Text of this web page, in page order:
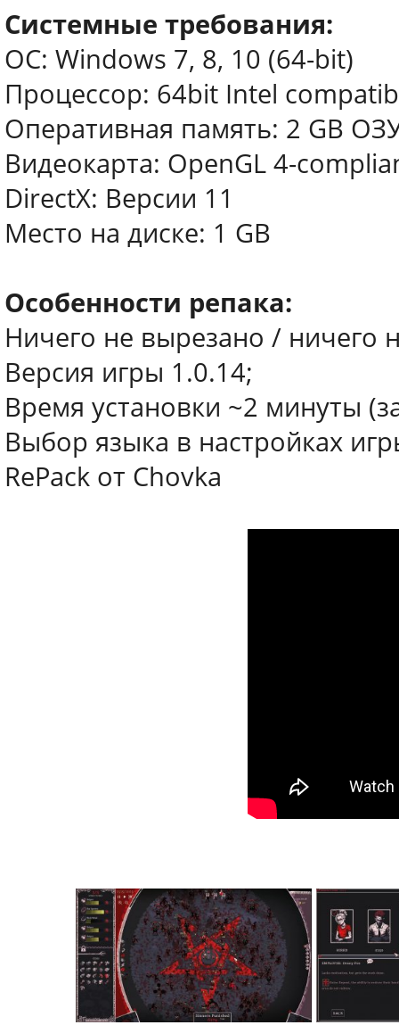
Системные требования:
ОС: Windows 7, 8, 10 (64-bit)
Процессор: 64bit Intel
Оперативная память: 2 GB
Видеокарта: OpenGL 4-
DirectX: Версии 11
Место на диске: 1 GB
Особенности репака:
Ничего не вырезано / ничего
Версия игры 1.0.14;
Время установки ~2 минуты
Выбор языка в настройках
RePack от Chovka